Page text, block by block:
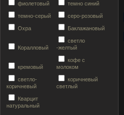
фиолетовый темно синий
темно-серый серо-розовый
Охра Баклажановый
Коралловый
светло
-желтый
кремовый
кофе с
молоком
светло-
коричневый
коричневый
светлый
Кварцит
натуральный